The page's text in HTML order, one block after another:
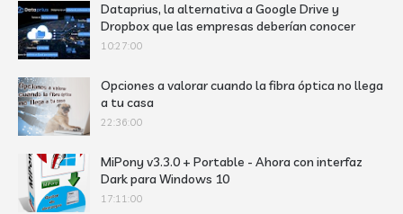
Dataprius, la alternativa a Google Drive y
Dropbox que las empresas deberían conocer
10:27:00
Opciones a valorar cuando la fibra óptica no llega
a tu casa
22:36:00
MiPony v3.3.0 + Portable - Ahora con interfaz
Dark para Windows 10
17:11:00